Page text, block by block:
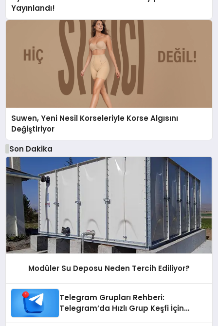
Yayınlandı!
Suwen, Yeni Nesil Korseleriyle Korse Algısını
Değiştiriyor
Son Dakika
Modüler Su Deposu Neden Tercih Ediliyor?
Telegram Grupları Rehberi:
Telegram’da Hızlı Grup Keşfi İçin